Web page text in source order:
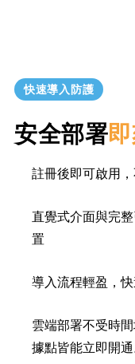
快速導入防護
安全部署
註冊後即可啟用
直覺式介面與完
置
導入流程輕盈，
雲端部署不受時
據點皆能立即開通